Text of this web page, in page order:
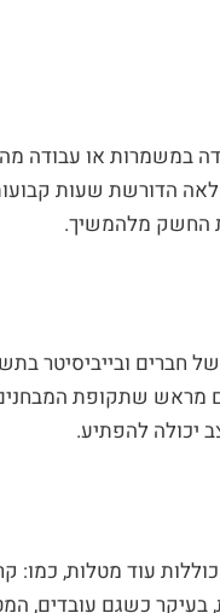
במשמרות או עבודה
הדורשת שעות
החשק מלהמשיך.
חברים ובייביסיטר
מראש שתקופת
יכולה להפתיע.
עוד מטלות, כמו:
בעיקר כשגם עובדים,